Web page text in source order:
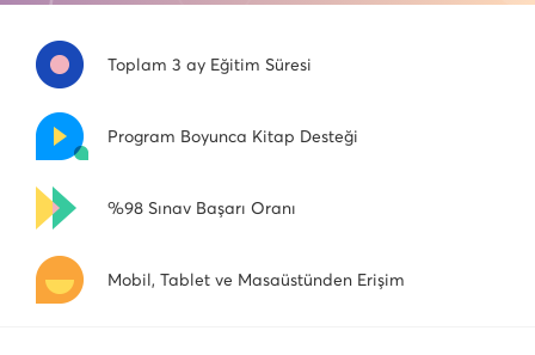
Toplam 3 ay Eğitim Süresi
Program Boyunca Kitap Desteği
%98 Sınav Başarı Oranı
Mobil, Tablet ve Masaüstünden Erişim